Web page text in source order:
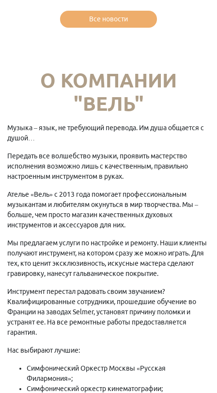
Все новости
О КОМПАНИИ
"ВЕЛЬ"
Музыка – язык, не требующий перевода. Им душа общается с
душой…
Передать все волшебство музыки, проявить мастерство
исполнения возможно лишь с качественным, правильно
настроенным инструментом в руках.
Ателье «Вель» с 2013 года помогает профессиональным
музыкантам и любителям окунуться в мир творчества. Мы –
больше, чем просто магазин качественных духовых
инструментов и аксессуаров для них.
Мы предлагаем услуги по настройке и ремонту. Наши клиенты
получают инструмент, на котором сразу же можно играть. Для
тех, кто ценит эксклюзивность, искусные мастера сделают
гравировку, нанесут гальваническое покрытие.
Инструмент перестал радовать своим звучанием?
Квалифицированные сотрудники, прошедшие обучение во
Франции на заводах Selmer, установят причину поломки и
устранят ее. На все ремонтные работы предоставляется
гарантия.
Нас выбирают лучшие:
Симфонический Оркестр Москвы «Русская
Филармония»;
Симфонический оркестр кинематографии;